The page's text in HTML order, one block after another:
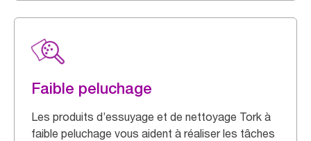
Faible peluchage
Les produits d’essuyage et de nettoyage Tork à
faible peluchage vous aident à réaliser les tâches